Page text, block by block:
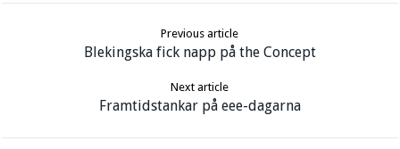
Previous article
Blekingska fick napp på the Concept
Next article
Framtidstankar på eee-dagarna